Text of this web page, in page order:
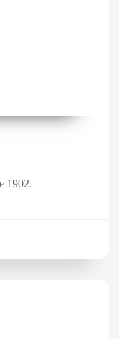
1902.